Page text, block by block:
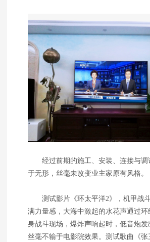
经过前期的施工、安装、连接与调
于无形，丝毫未改变业主家原有风格。
测试影片《环太平洋2》，机甲战
满力量感，大海中激起的水花声通过环
身战斗现场，爆炸声响起时，低音炮发
丝毫不输于电影院效果。测试歌曲《